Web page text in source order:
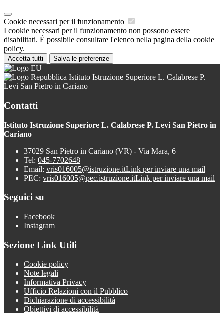
Cookie necessari per il funzionamento
I cookie necessari per il funzionamento non possono essere
disabilitati. È possibile consultare l'elenco nella pagina della cookie
policy.
Accetta tutti Salva le preferenze
Istituto Istruzione Superiore L. Calabrese P.
Levi San Pietro in Cariano
Contatti
Istituto Istruzione Superiore L. Calabrese P. Levi San Pietro in
Cariano
37029 San Pietro in Cariano (VR) - Via Mara, 6
Tel: 045-7702648
Email: vris016005@istruzione.itLink per inviare una mail
PEC: vris016005@pec.istruzione.itLink per inviare una mail
Seguici su
Facebook
Instagram
Sezione Link Utili
Cookie policy
Note legali
Informativa Privacy
Ufficio Relazioni con il Pubblico
Dichiarazione di accessibilità
Obiettivi di accessibilità